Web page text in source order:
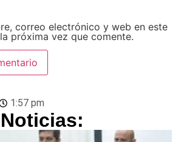
correo electrónico y web en este
próxima vez que comente.
1:57 pm